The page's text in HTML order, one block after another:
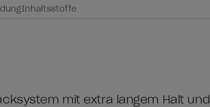
Inhaltsstoffe
mit extra langem Halt und